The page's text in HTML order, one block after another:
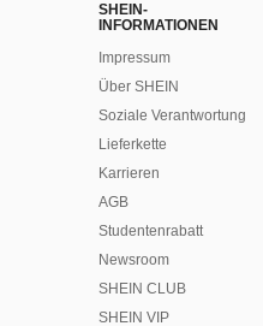
SHEIN-
INFORMATIONEN
Impressum
Über SHEIN
Soziale Verantwortung
Lieferkette
Karrieren
AGB
Studentenrabatt
Newsroom
SHEIN CLUB
SHEIN VIP